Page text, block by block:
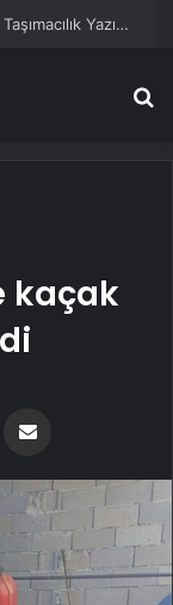
UETDS Nedir ? Uetds.com İle Akıllı Dijital Taşımacılık Yazılımı
kaçak